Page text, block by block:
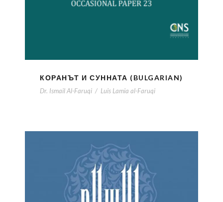
КОРАНЪТ И СУННАТА (BULGARIAN)
Dr. Ismail Al-Faruqi / Luis Lamia al-Faruqi